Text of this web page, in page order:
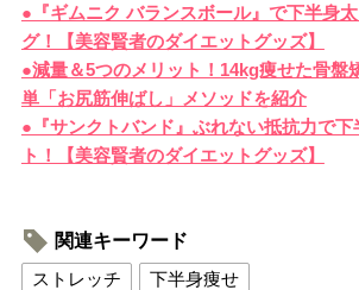
●『ギムニク バランスボール』で下半身
グ！【美容賢者のダイエットグッズ】
●減量＆5つのメリット！14kg痩せた骨盤
単「お尻筋伸ばし」メソッドを紹介
●『サンクトバンド』ぶれない抵抗力で下
ト！【美容賢者のダイエットグッズ】
関連キーワード
ストレッチ
下半身痩せ